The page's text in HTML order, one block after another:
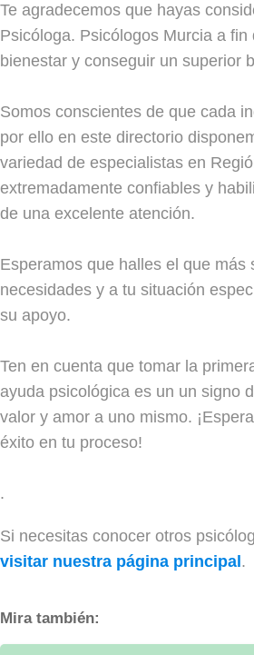
Te agradecemos que hayas
Psicóloga. Psicólogos Murcia a fin
bienestar y conseguir un superior
Somos conscientes de que cada
por ello en este directorio
variedad de especialistas en
extremadamente confiables y
de una excelente atención.
Esperamos que halles el que más
necesidades y a tu situación
su apoyo.
Ten en cuenta que tomar la
ayuda psicológica es un un signo
valor y amor a uno mismo.
éxito en tu proceso!
.
Si necesitas conocer otros
visitar nuestra página principal.
Mira también: